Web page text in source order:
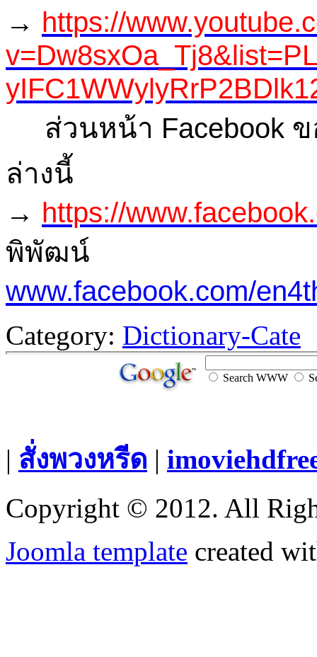
→ https://
ส่วนหน้า Facebook ข
ล่างนี้
→ https://
พิพัฒน์
www.facebook.com/
Category: Dictionary-Cate
Search WWW
| สั่งพวงหรีด |
Copyright © 2012. All
Joomla template created